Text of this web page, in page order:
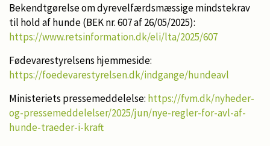
Bekendtgørelse om dyrevelfærdsmæssige mindstekrav
til hold af hunde (BEK nr. 607 af 26/05/2025):
https://www.retsinformation.dk/eli/lta/2025/607
Fødevarestyrelsens hjemmeside:
https://foedevarestyrelsen.dk/indgange/hundeavl
Ministeriets pressemeddelelse: https://fvm.dk/nyheder-
og-pressemeddelelser/2025/jun/nye-regler-for-avl-af-
hunde-traeder-i-kraft